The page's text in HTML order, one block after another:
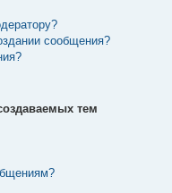
сообщения?
тем